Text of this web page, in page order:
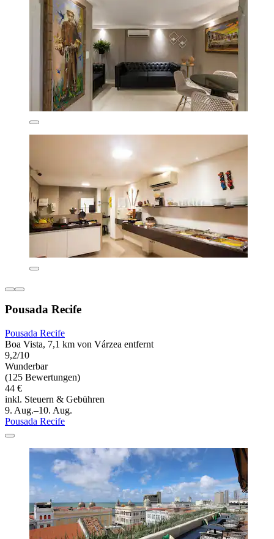
Pousada Recife
Pousada Recife
Boa Vista, 7,1 km von Várzea entfernt
9,2/10
Wunderbar
(125 Bewertungen)
44 €
inkl. Steuern & Gebühren
9. Aug.–10. Aug.
Pousada Recife